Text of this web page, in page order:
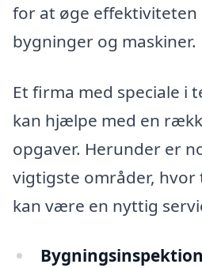
for at øge effektiviteten
bygninger og maskiner.
Et firma med speciale i
kan hjælpe med en
opgaver. Herunder er
vigtigste områder,
kan være en nyttig